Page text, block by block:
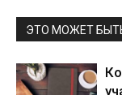
ЭТО МОЖЕТ